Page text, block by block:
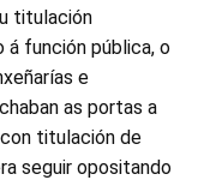
titulación
función pública, o
e
as portas a
titulación de
seguir opositando